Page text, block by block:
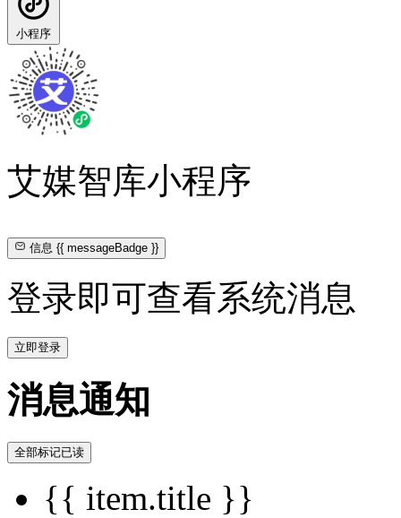
小程序
艾媒智库小程序
信息{{ messageBadge }}
登录即可查看系统消息
立即登录
消息通知
全部标记已读
{{ item.title }}